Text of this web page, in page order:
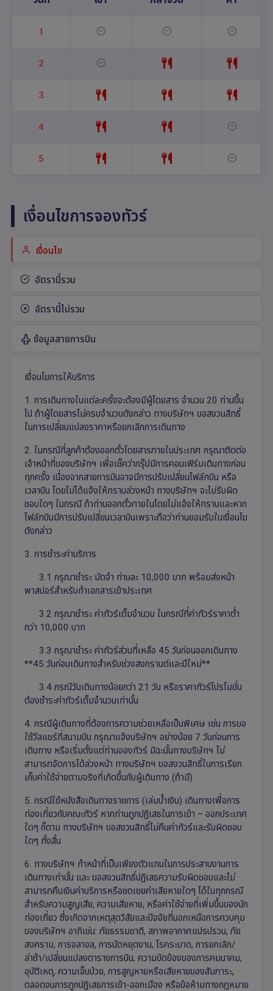
1
2
3
4
5
เงื่อนไขการจองทัวร์
เงื่อนไข
อัตรานี้รวม
อัตรานี้ไม่รวม
ข้อมูลสายการบิน
เงื่อนไขการให้บริการ
1. การเดินทางในแต่ละครั้งจะต้องมีผู้โดยสาร จำนวน 20 ท่านขึ้น
ไป ถ้าผู้โดยสารไม่ครบจำนวนดังกล่าว ทางบริษัทฯ ขอสงวนสิทธิ์
ในการเปลี่ยนแปลงราคาหรือยกเลิกการเดินทาง
2. ในกรณีที่ลูกค้าต้องออกตั๋วโดยสารภายในประเทศ กรุณาติดต่อ
เจ้าหน้าที่ของบริษัทฯ เพื่อเช็คว่ากรุ๊ปมีการคอนเฟิร์มเดินทางก่อน
ทุกครั้ง เนื่องจากสายการบินอาจมีการปรับเปลี่ยนไฟล์ทบิน หรือ
เวลาบิน โดยไม่ได้แจ้งให้ทราบล่วงหน้า ทางบริษัทฯ จะไม่รับผิด
ชอบใดๆ ในกรณี ถ้าท่านออกตั๋วภายในโดยไม่แจ้งให้ทราบและหาก
ไฟล์ทบินมีการปรับเปลี่ยนเวลาบินเพราะถือว่าท่านยอมรับในเงื่อนไข
ดังกล่าว
3. การชำระค่าบริการ
3.1 กรุณาชำระ มัดจำ ท่านละ 10,000 บาท พร้อมส่งหน้า
พาสปอร์สำหรับทำเอกสารเข้าประเทศ
3.2 กรุณาชำระ ค่าทัวร์เต็มจำนวน ในกรณีที่ค่าทัวร์ราคาต่ำ
กว่า 10,000 บาท
3.3 กรุณาชำระ ค่าทัวร์ส่วนที่เหลือ 45 วันก่อนออกเดินทาง
**45 วันก่อนเดินทางสำหรับช่วงสงกรานต์และปีใหม่**
3.4 กรณีวันเดินทางน้อยกว่า 21 วัน หรือราคาทัวร์โปรโมชั่น
ต้องชำระค่าทัวร์เต็มจำนวนเท่านั้น
4. กรณีผู้เดินทางที่ต้องการความช่วยเหลือเป็นพิเศษ เช่น การขอ
ใช้วีลแชร์ที่สนามบิน กรุณาแจ้งบริษัทฯ อย่างน้อย 7 วันก่อนการ
เดินทาง หรือเริ่มตั้งแต่ท่านจองทัวร์ มิฉะนั้นทางบริษัทฯ ไม่
สามารถจัดการได้ล่วงหน้า ทางบริษัทฯ ขอสงวนสิทธิ์ในการเรียก
เก็บค่าใช้จ่ายตามจริงที่เกิดขึ้นกับผู้เดินทาง (ถ้ามี)
5. กรณีใช้หนังสือเดินทางราชการ (เล่มน้ำเงิน) เดินทางเพื่อการ
ท่องเที่ยวกับคณะทัวร์ หากท่านถูกปฏิเสธในการเข้า – ออกประเทศ
ใดๆ ก็ตาม ทางบริษัทฯ ขอสงวนสิทธิ์ไม่คืนค่าทัวร์และรับผิดชอบ
ใดๆ ทั้งสิ้น
6. ทางบริษัทฯ ทำหน้าที่เป็นเพียงตัวแทนในการประสานงานการ
เดินทางเท่านั้น และ ขอสงวนสิทธิ์ปฏิเสธความรับผิดชอบและไม่
สามารถคืนเงินค่าบริการหรือชดเชยค่าเสียหายใดๆ ได้ในทุกกรณี
สำหรับความสูญเสีย, ความเสียหาย, หรือค่าใช้จ่ายที่เพิ่มขึ้นของนัก
ท่องเที่ยว ซึ่งเกิดจากเหตุสุดวิสัยและปัจจัยที่นอกเหนือการควบคุม
ของบริษัทฯ อาทิเช่น: ภัยธรรมชาติ, สภาพอากาศแปรปรวน, ภัย
สงคราม, การจลาจล, การนัดหยุดงาน, โรคระบาด, การยกเลิก/
ล่าช้า/เปลี่ยนแปลงตารางการบิน, ความขัดข้องของการคมนาคม,
อุบัติเหตุ, ความเจ็บป่วย, การสูญหายหรือเสียหายของสัมภาระ,
ตลอดจนการถูกปฏิเสธการเข้า-ออกเมือง หรือข้อห้ามทางกฎหมาย